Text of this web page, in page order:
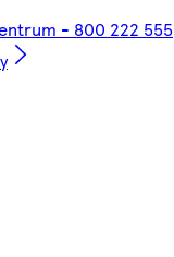
- 800 222 555